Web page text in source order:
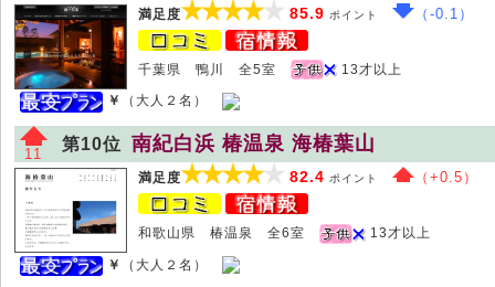
満足度 85.9 ポイント （-0.1）
千葉県 鴨川 全5室 13才以上
￥ （大人２名）
11 第10位 南紀白浜 椿温泉 海椿葉山
満足度 82.4 ポイント （+0.5）
和歌山県 椿温泉 全6室 13才以上
￥ （大人２名）